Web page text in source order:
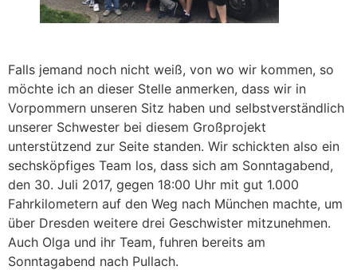
Falls jemand noch nicht weiß, von wo wir kommen, so
möchte ich an dieser Stelle anmerken, dass wir in
Vorpommern unseren Sitz haben und selbstverständlich
unserer Schwester bei diesem Großprojekt
unterstützend zur Seite standen. Wir schickten also ein
sechsköpfiges Team los, dass sich am Sonntagabend,
den 30. Juli 2017, gegen 18:00 Uhr mit gut 1.000
Fahrkilometern auf den Weg nach München machte, um
über Dresden weitere drei Geschwister mitzunehmen.
Auch Olga und ihr Team, fuhren bereits am
Sonntagabend nach Pullach.